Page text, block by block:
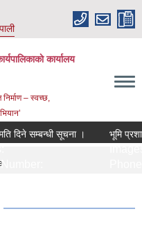
कार्यालय
– स्वच्छ,
दिने सम्बन्धी सूचना । भूमि